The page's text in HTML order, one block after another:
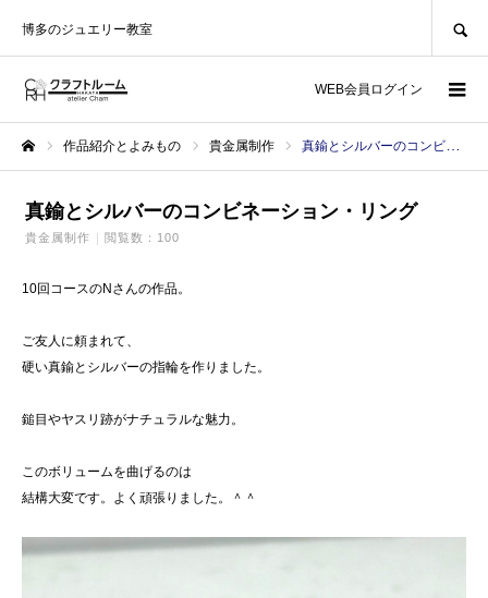
博多のジュエリー教室
WEB会員ログイン
作品紹介とよみもの 貴金属制作 真鍮とシルバーのコンビネーション・リング
真鍮とシルバーのコンビネーション・リング
貴金属制作 閲覧数：100
10回コースのNさんの作品。
ご友人に頼まれて、
硬い真鍮とシルバーの指輪を作りました。
鎚目やヤスリ跡がナチュラルな魅力。
このボリュームを曲げるのは
結構大変です。よく頑張りました。＾＾